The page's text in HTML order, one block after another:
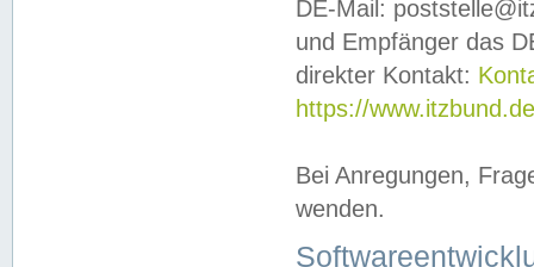
DE-Mail:
und Empfänger das
direkter Kontakt:
https://
Bei Anregungen,
wenden.